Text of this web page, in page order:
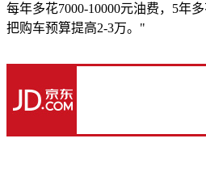
每年多花7000-10000元油费，5年
把购车预算提高2-3万。"